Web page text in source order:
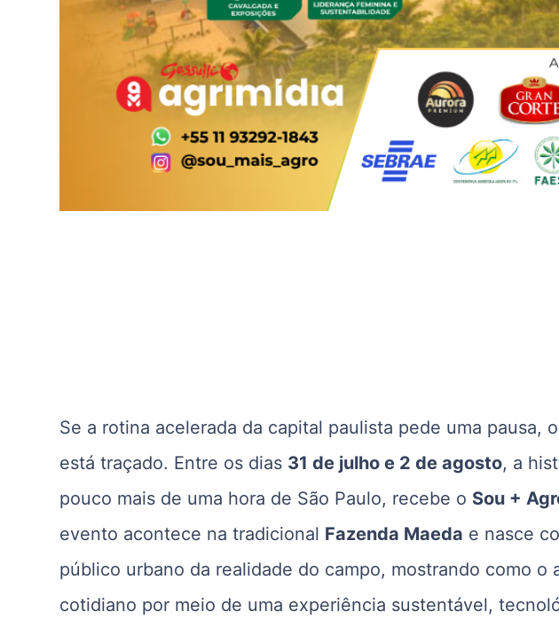
Se a rotina acelerada da capital paulista pede uma pausa,
está traçado. Entre os dias 31 de julho e 2 de agosto, a
pouco mais de uma hora de São Paulo, recebe o Sou +
evento acontece na tradicional Fazenda Maeda e nasce
público urbano da realidade do campo, mostrando como o
cotidiano por meio de uma experiência sustentável,